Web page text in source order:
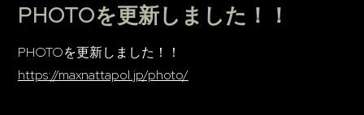
PHOTOを更新しました！！
PHOTOを更新しました！！
https://maxnattapol.jp/photo/